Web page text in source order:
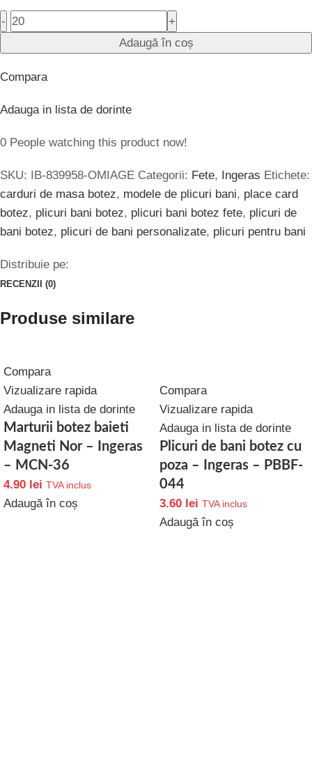
-
+
Adaugă în coș
Compara
Adauga in lista de dorinte
0 People watching this product now!
SKU: IB-839958-OMIAGE Categorii: Fete, Ingeras Etichete:
carduri de masa botez, modele de plicuri bani, place card
botez, plicuri bani botez, plicuri bani botez fete, plicuri de
bani botez, plicuri de bani personalizate, plicuri pentru bani
Distribuie pe:
RECENZII (0)
Produse similare
Compara
Vizualizare rapida
Adauga in lista de dorinte
Marturii botez baieti
Magneti Nor – Ingeras
– MCN-36
4.90 lei TVA inclus
Adaugă în coș
Compara
Vizualizare rapida
Adauga in lista de dorinte
Plicuri de bani botez cu
poza – Ingeras – PBBF-
044
3.60 lei TVA inclus
Adaugă în coș